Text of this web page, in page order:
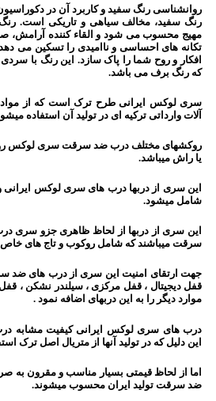
روانشناسی رنگ سفید و کاربرد آن در
رنگ سفید، مخالف سیاهی و تاریکی است.
مهیج محسوب می شود و القاء کننده
تکانه های احساسی و ناامیدی را تسکین می
افکار و روح شما را پاک سازد. این رنگ با
که رنگ برف می باشد.
سری لوکس ایرانی طرح ترک است که از مواد
آلات وارداتی ترکیه ای در تولید آن استفاده
روکشهای مختلف درب ضد سرقت سری لوکس
یا راش میباشد.
این سری از دربها درب های سری لوکس ایرانی
شامل میشود.
این سری از دربها از لحاظ ظاهری جزو سری
سرقت میباشند که شامل روکوب و تاج های خاص
جهت ارتقای امنیت این سری از درب های ضد
قفل دیجیتال ، قفل مرکزی ، سیلندر نشکن ،
موارد دیگر را به این دربهای اضافه نمود .
درب های سری لوکس ایرانی کیفیت مشابه
این دلیل که در تولید آنها از متریال اصل ترک
اما از لحاظ قیمتی بسیار مناسب و مقرون به
ضد سرقت تولید ایران محسوب میشوند.